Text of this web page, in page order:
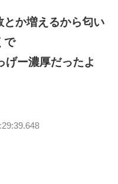
か増えるから匂い
で
げー濃厚だったよ